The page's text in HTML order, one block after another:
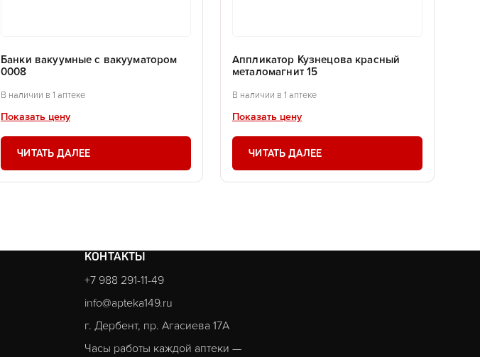
Банки вакуумные с вакууматором
0008
В наличии в 1 аптеке
Показать цену
ЧИТАТЬ ДАЛЕЕ
Аппликатор Кузнецова красный
металомагнит 15
В наличии в 1 аптеке
Показать цену
ЧИТАТЬ ДАЛЕЕ
КОНТАКТЫ
+7 988 291-11-49
info@apteka149.ru
г. Дербент, пр. Агасиева 17А
Часы работы каждой аптеки —